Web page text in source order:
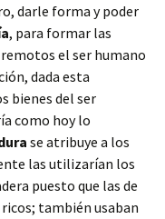
darle forma y poder
, para formar las
el ser humano
dada esta
bienes del ser
como hoy lo
se atribuye a los
las utilizarían los
puesto que las de
también usaban